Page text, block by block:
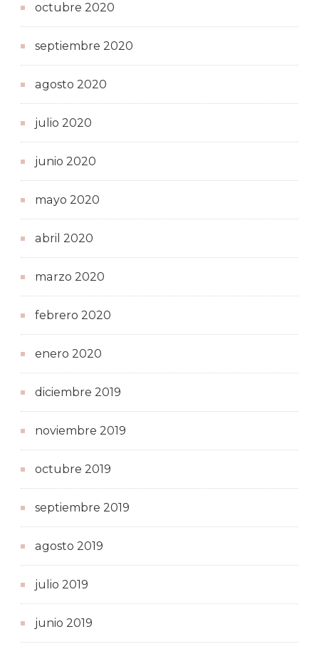
octubre 2020
septiembre 2020
agosto 2020
julio 2020
junio 2020
mayo 2020
abril 2020
marzo 2020
febrero 2020
enero 2020
diciembre 2019
noviembre 2019
octubre 2019
septiembre 2019
agosto 2019
julio 2019
junio 2019